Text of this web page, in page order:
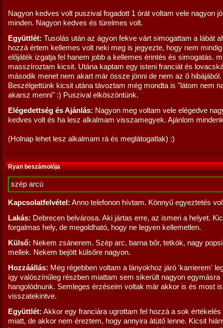
Nagyon kedves volt puszival fogadott 1 órát voltam vele nagyon
minden. Nagyon kedves és türelmes volt.
Együttlét: Tusolás után az ágyon fekve várt simogattam a lábát
hozzá értem kellemes volt neki meg is jegyezte, hogy nem
előjáték izgatja fel hanem jobb a kellemes érintés és simogatás.
masszíroztam kicsit. Utána kaptam egy isteni franciát és
második menet nem akart már össze jönni de nem az ő hibájából.
Beszélgettünk kicsit utána távoztam még mondta is "látom nem
akarsz menni" :) Puszival elköszöntünk.
Elégedettség és Ajánlás: Nagyon meg voltam vele elégedve
kedves volt és ha lesz alkalmam visszamegyek. Ajánlom
(Holnap lehet lesz alkalmam rá és meglátogatlak) :)
Ryan beszámolója
szép arcú
Kapcsolatfelvétel: Anno telefonon hívtam. Könnyű egyeztetés
Lakás: Debrecen belvárosa. Aki jártas erre, az ismeri a helyet.
forgalmas hely, de megoldható, hogy ne legyen kellemetlen.
Külső: Nekem zsánerem. Szép arc, barna bőr, tetkók, nagy
mellek. Nekem bejött külsőre nagyon.
Hozzáállás: Még régebben voltam a lányokhoz járó 'karrierem'
így valószínűleg részben miattam sem sikerült nagyon egymásra
hangolódnunk. Semleges érzéseim voltak már akkor is és most
visszatekintve.
Együttlét: Akkor egy franciára ugrottam fel hozzá a sok értékelés
miatt, de akkor nem éreztem, hogy annyira átütő lenne. Kicsit